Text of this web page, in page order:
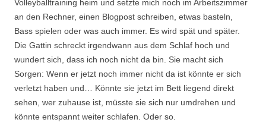
Volleyballtraining heim und setzte mich noch im Arbeitszimmer
an den Rechner, einen Blogpost schreiben, etwas basteln,
Bass spielen oder was auch immer. Es wird spät und später.
Die Gattin schreckt irgendwann aus dem Schlaf hoch und
wundert sich, dass ich noch nicht da bin. Sie macht sich
Sorgen: Wenn er jetzt noch immer nicht da ist könnte er sich
verletzt haben und… Könnte sie jetzt im Bett liegend direkt
sehen, wer zuhause ist, müsste sie sich nur umdrehen und
könnte entspannt weiter schlafen. Oder so.